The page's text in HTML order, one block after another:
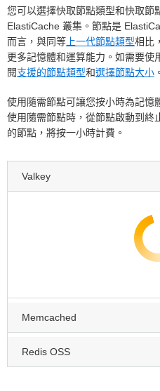
您可以選擇快取節點類型和快取節
ElastiCache 叢集。節點是
而言，與同等 上一代節點類型相比
更多記憶體和運算能力。如需要使
閱支援的節點類型和選擇節點大小 。
使用隨需節點可讓您按小時為記憶
使用隨需節點時，從節點啟動到終
的節點，將按一小時計費。
Valkey
Memcached
Redis OSS